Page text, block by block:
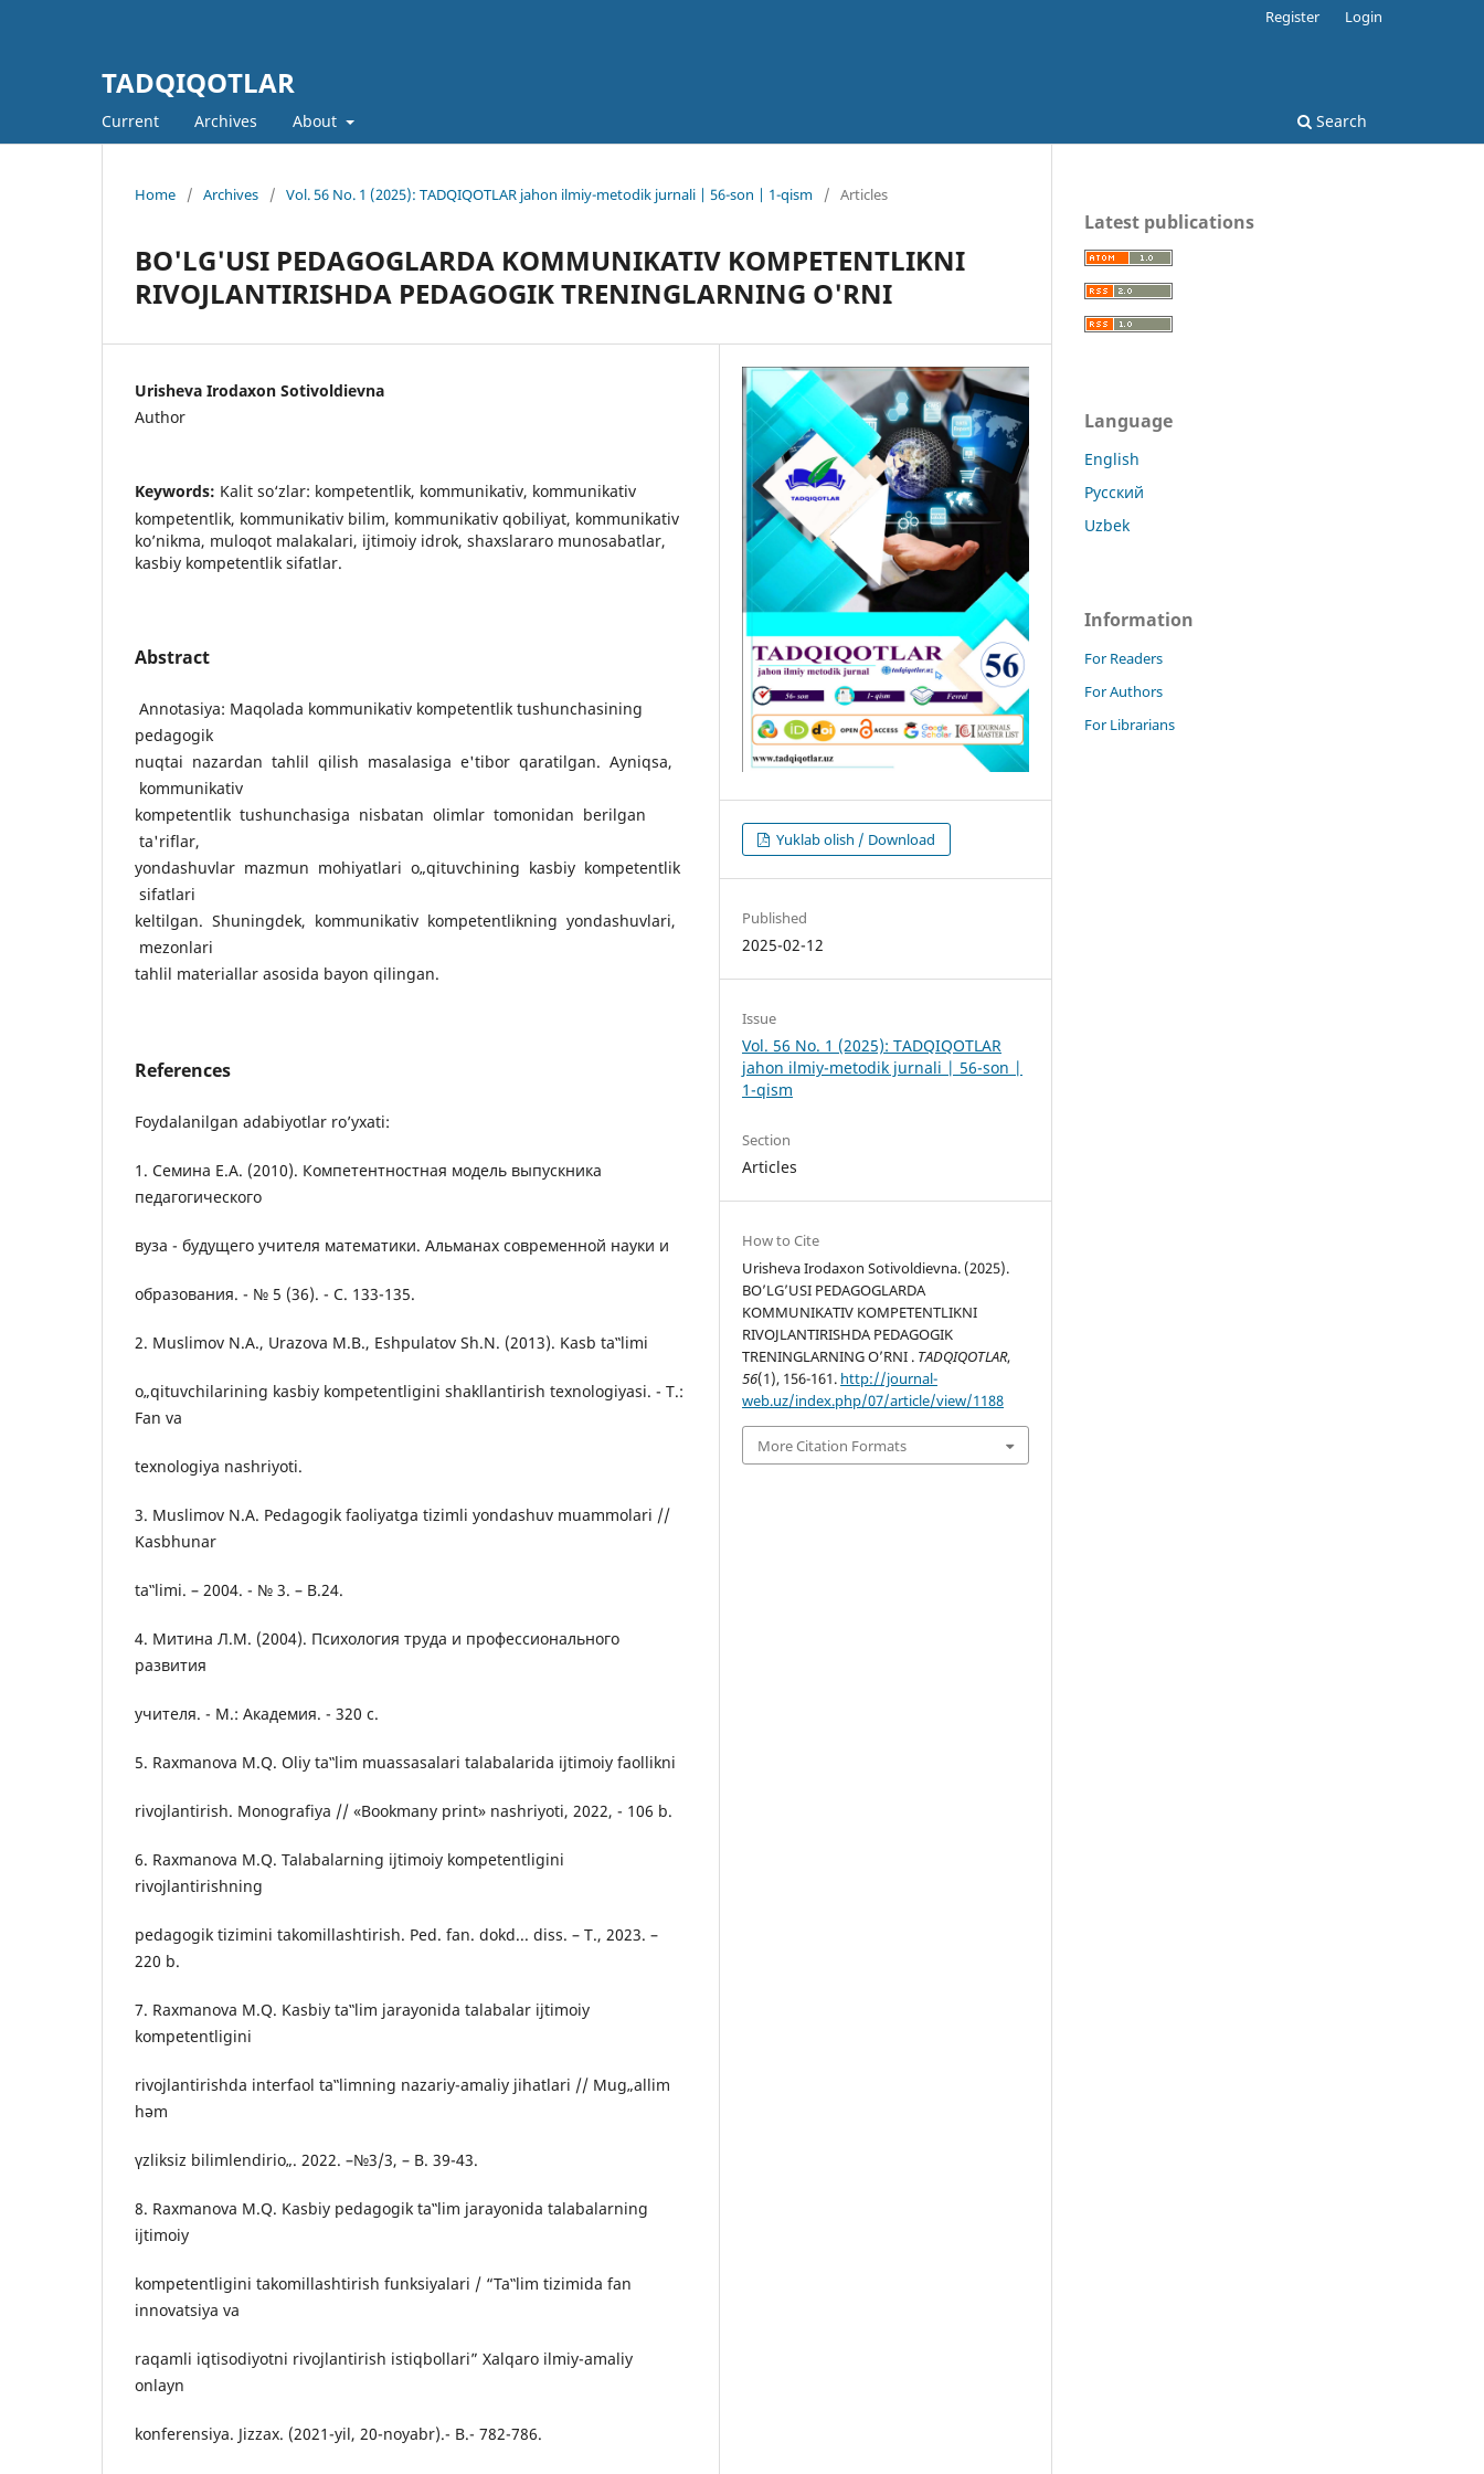
TADQIQOTLAR
Current Archives About Search
Register Login
Home / Archives / Vol. 56 No. 1 (2025): TADQIQOTLAR jahon ilmiy-metodik jurnali | 56-son | 1-qism / Articles
BO'LG'USI PEDAGOGLARDA KOMMUNIKATIV KOMPETENTLIKNI
RIVOJLANTIRISHDA PEDAGOGIK TRENINGLARNING O'RNI
Urisheva Irodaxon Sotivoldievna
Author
Keywords: Kalit so‘zlar: kompetentlik, kommunikativ, kommunikativ
kompetentlik, kommunikativ bilim, kommunikativ qobiliyat, kommunikativ
ko’nikma, muloqot malakalari, ijtimoiy idrok, shaxslararo munosabatlar,
kasbiy kompetentlik sifatlar.
Abstract
Annotasiya: Maqolada kommunikativ kompetentlik tushunchasining
pedagogik
nuqtai nazardan tahlil qilish masalasiga e'tibor qaratilgan. Ayniqsa,
kommunikativ
kompetentlik tushunchasiga nisbatan olimlar tomonidan berilgan
ta'riflar,
yondashuvlar mazmun mohiyatlari о„qituvchining kasbiy kompetentlik
sifatlari
keltilgan. Shuningdek, kommunikativ kompetentlikning yondashuvlari,
mezonlari
tahlil materiallar asosida bayon qilingan.
References
Foydalanilgan adabiyotlar ro’yxati:
1. Семина Е.А. (2010). Компетентностная модель выпускника
педагогического
вуза - будущего учителя математики. Альманах современной науки и
образования. - № 5 (36). - С. 133-135.
2. Muslimov N.A., Urazova M.B., Eshpulatov Sh.N. (2013). Kasb ta‟limi
o„qituvchilarining kasbiy kompetentligini shakllantirish texnologiyasi. - T.:
Fan va
texnologiya nashriyoti.
3. Muslimov N.A. Pedagogik faoliyatga tizimli yondashuv muammolari //
Kasbhunar
ta‟limi. – 2004. - № 3. – B.24.
4. Митина Л.М. (2004). Психология труда и профессионального
развития
учителя. - М.: Академия. - 320 с.
5. Raxmanova M.Q. Oliy ta‟lim muassasalari talabalarida ijtimoiy faollikni
rivojlantirish. Monografiya // «Bookmany print» nashriyoti, 2022, - 106 b.
6. Raxmanova M.Q. Talabalarning ijtimoiy kompetentligini
rivojlantirishning
pedagogik tizimini takomillashtirish. Ped. fan. dokd... diss. – T., 2023. –
220 b.
7. Raxmanova M.Q. Kasbiy ta‟lim jarayonida talabalar ijtimoiy
kompetentligini
rivojlantirishda interfaol ta‟limning nazariy-amaliy jihatlari // Mug„allim
hәm
үzliksiz bilimlendirio„. 2022. –№3/3, – B. 39-43.
8. Raxmanova M.Q. Kasbiy pedagogik ta‟lim jarayonida talabalarning
ijtimoiy
kompetentligini takomillashtirish funksiyalari / “Ta‟lim tizimida fan
innovatsiya va
raqamli iqtisodiyotni rivojlantirish istiqbollari” Xalqaro ilmiy-amaliy
onlayn
konferensiya. Jizzax. (2021-yil, 20-noyabr).- B.- 782-786.
Yuklab olish / Download
Published
2025-02-12
Issue
Vol. 56 No. 1 (2025): TADQIQOTLAR
jahon ilmiy-metodik jurnali | 56-son |
1-qism
Section
Articles
How to Cite
Urisheva Irodaxon Sotivoldievna. (2025).
BO’LG’USI PEDAGOGLARDA
KOMMUNIKATIV KOMPETENTLIKNI
RIVOJLANTIRISHDA PEDAGOGIK
TRENINGLARNING O’RNI . TADQIQOTLAR,
56(1), 156-161. http://journal-
web.uz/index.php/07/article/view/1188
More Citation Formats
Latest publications
Language
English
Русский
Uzbek
Information
For Readers
For Authors
For Librarians